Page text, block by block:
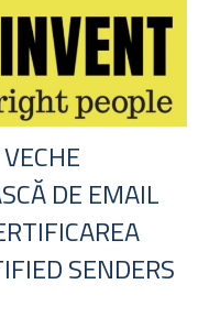
DE EMAIL
SENDERS